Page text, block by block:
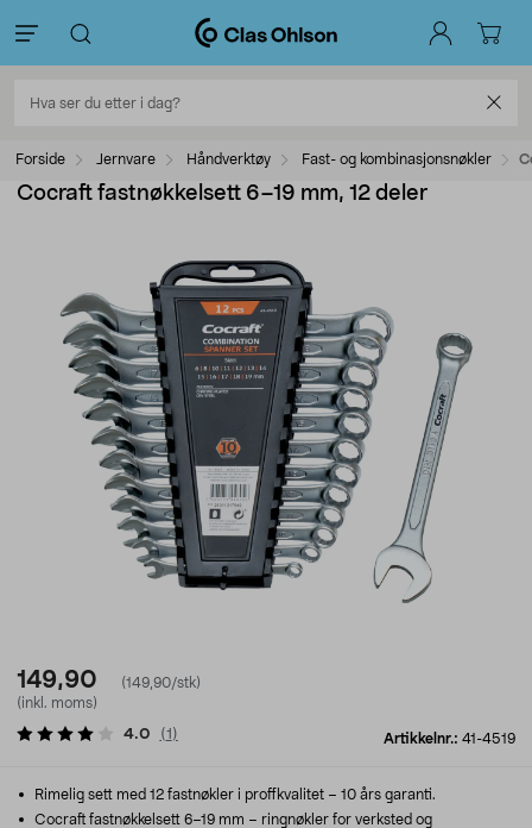
Forside Jernvare Håndverktøy Fast- og kombinasjonsnøkler
Cocraft fastnøkkelsett 6–19 mm, 12 deler
149,90
(149,90/stk)
(inkl. moms)
Artikkelnr.: 41-4519
4.0 (1 )
Rimelig sett med 12 fastnøkler i proffkvalitet – 10 års garanti.
Cocraft fastnøkkelsett 6–19 mm – ringnøkler for verksted og